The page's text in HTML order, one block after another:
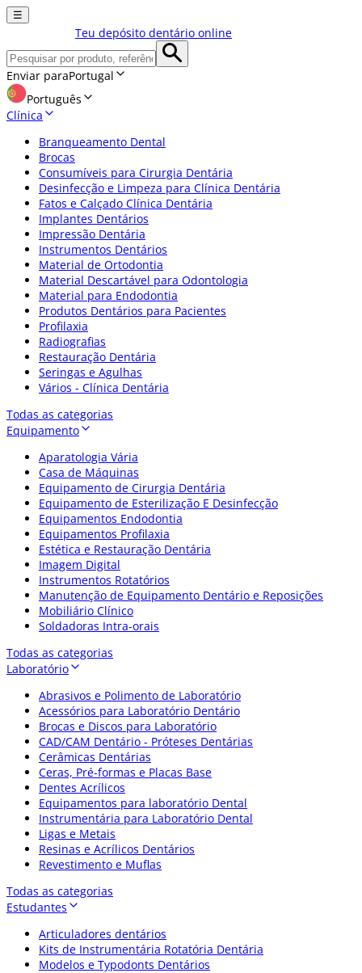
☰
Teu depósito dentário online
Enviar paraPortugal
Português
Clínica
Branqueamento Dental
Brocas
Consumíveis para Cirurgia Dentária
Desinfecção e Limpeza para Clínica Dentária
Fatos e Calçado Clínica Dentária
Implantes Dentários
Impressão Dentária
Instrumentos Dentários
Material de Ortodontia
Material Descartável para Odontologia
Material para Endodontia
Produtos Dentários para Pacientes
Profilaxia
Radiografias
Restauração Dentária
Seringas e Agulhas
Vários - Clínica Dentária
Todas as categorias
Equipamento
Aparatologia Vária
Casa de Máquinas
Equipamento de Cirurgia Dentária
Equipamento de Esterilização E Desinfecção
Equipamentos Endodontia
Equipamentos Profilaxia
Estética e Restauração Dentária
Imagem Digital
Instrumentos Rotatórios
Manutenção de Equipamento Dentário e Reposições
Mobiliário Clínico
Soldadoras Intra-orais
Todas as categorias
Laboratório
Abrasivos e Polimento de Laboratório
Acessórios para Laboratório Dentário
Brocas e Discos para Laboratório
CAD/CAM Dentário - Próteses Dentárias
Cerâmicas Dentárias
Ceras, Pré-formas e Placas Base
Dentes Acrílicos
Equipamentos para laboratório Dental
Instrumentária para Laboratório Dental
Ligas e Metais
Resinas e Acrílicos Dentários
Revestimento e Muflas
Todas as categorias
Estudantes
Articuladores dentários
Kits de Instrumentária Rotatória Dentária
Modelos e Typodonts Dentários